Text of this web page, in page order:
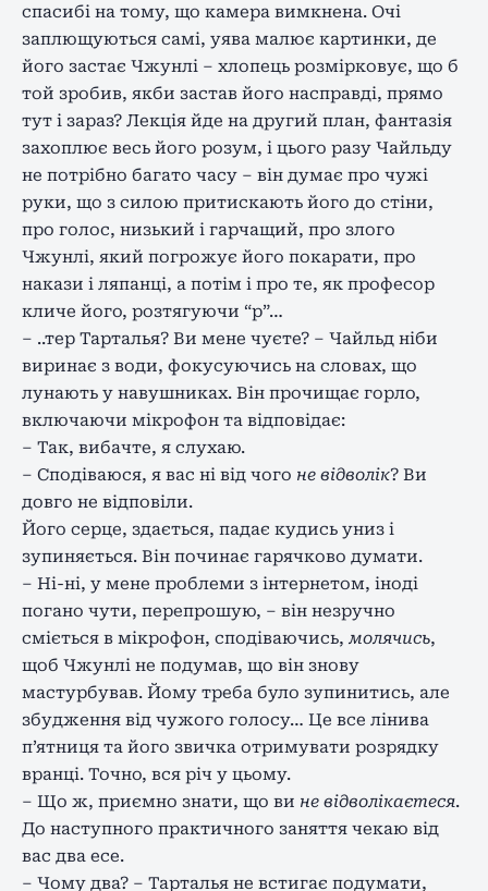
спасибі на тому, що камера вимкнена. Очі
заплющуються самі, уява малює картинки, де
його застає Чжунлі – хлопець розмірковує, що б
той зробив, якби застав його насправді, прямо
тут і зараз? Лекція йде на другий план, фантазія
захоплює весь його розум, і цього разу Чайльду
не потрібно багато часу – він думає про чужі
руки, що з силою притискають його до стіни,
про голос, низький і гарчащий, про злого
Чжунлі, який погрожує його покарати, про
накази і ляпанці, а потім і про те, як професор
кличе його, розтягуючи “р”…
– ..тер Тарталья? Ви мене чуєте? – Чайльд ніби
виринає з води, фокусуючись на словах, що
лунають у навушниках. Він прочищає горло,
включаючи мікрофон та відповідає:
– Так, вибачте, я слухаю.
– Сподіваюся, я вас ні від чого не відволік? Ви
довго не відповіли.
Його серце, здається, падає кудись униз і
зупиняється. Він починає гарячково думати.
– Ні-ні, у мене проблеми з інтернетом, іноді
погано чути, перепрошую, – він незручно
сміється в мікрофон, сподіваючись, молячись,
щоб Чжунлі не подумав, що він знову
мастурбував. Йому треба було зупинитись, але
збудження від чужого голосу… Це все лінива
п’ятниця та його звичка отримувати розрядку
вранці. Точно, вся річ у цьому.
– Що ж, приємно знати, що ви не відволікаєтеся.
До наступного практичного заняття чекаю від
вас два есе.
– Чому два? – Тарталья не встигає подумати,